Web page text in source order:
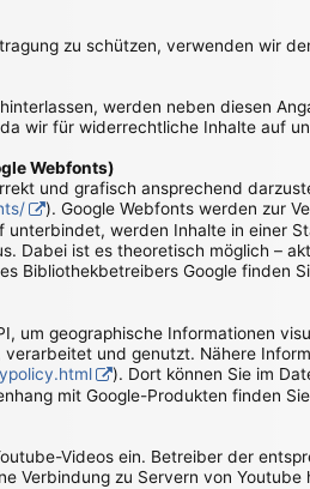
zu schützen, verwenden wir
werden neben diesen
wir für widerrechtliche Inhalte auf
Webfonts)
und grafisch ansprechend
). Google Webfonts werden zur
werden Inhalte in einer
Dabei ist es theoretisch möglich –
Bibliothekbetreibers Google finden
um geographische Informationen
und genutzt. Nähere
). Dort können Sie im
mit Google-Produkten finden
Videos ein. Betreiber der
Verbindung zu Servern von